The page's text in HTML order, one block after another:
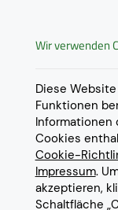
Datenschutz
Impressum
Cookie
Wir verwenden
Diese
Funktionen
Informationen
Cookies
Cookie-
Impressum.
akzeptieren,
Schaltfläche